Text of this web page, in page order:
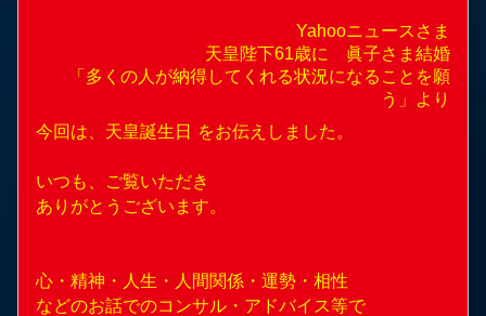
Yahooニュースさま
天皇陛下61歳に 眞子さま結婚
「多くの人が納得してくれる状況になることを願
う」
より
今回は、天皇誕生日 をお伝えしました。
いつも、ご覧いただき
ありがとうございます。
心・精神・人生・人間関係・運勢・相性
などのお話でのコンサル・アドバイス等で